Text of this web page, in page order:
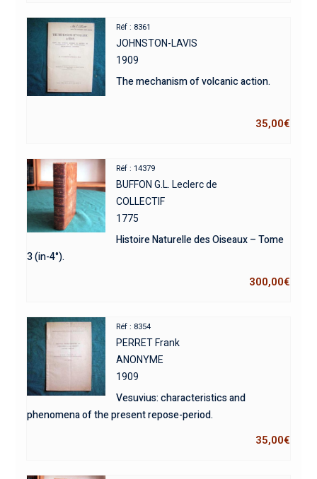
Réf : 8361
JOHNSTON-LAVIS
1909
The mechanism of volcanic action.
35,00€
Réf : 14379
BUFFON G.L. Leclerc de
COLLECTIF
1775
Histoire Naturelle des Oiseaux – Tome
3 (in-4°).
300,00€
Réf : 8354
PERRET Frank
ANONYME
1909
Vesuvius: characteristics and
phenomena of the present repose-period.
35,00€